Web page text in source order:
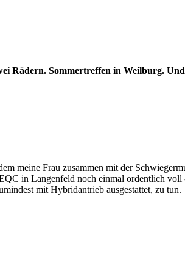
Sommertreffen in Weilburg. Und
meine Frau zusammen mit der
in Langenfeld noch einmal ordentlich
mit Hybridantrieb ausgestattet, zu tun.